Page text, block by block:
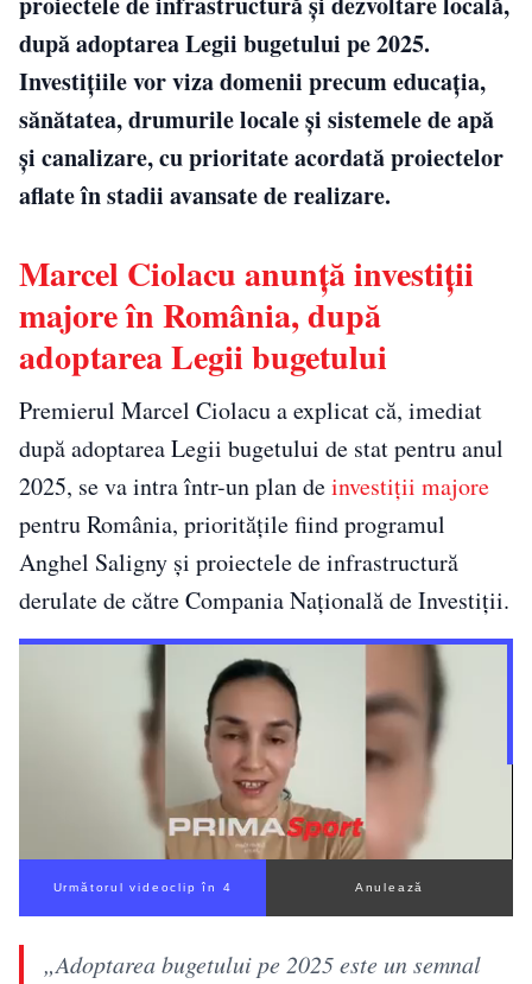
după adoptarea Legii bugetului pe 2025.
Investițiile vor viza domenii precum educația,
sănătatea, drumurile locale și sistemele de apă
și canalizare, cu prioritate acordată proiectelor
aflate în stadii avansate de realizare.
Marcel Ciolacu anunță investiții
majore în România, după
adoptarea Legii bugetului
Premierul Marcel Ciolacu a explicat că, imediat
după adoptarea Legii bugetului de stat pentru anul
2025, se va intra într-un plan deinvestiții majore
pentru România, prioritățile fiind programul
Anghel Saligny și proiectele de infrastructură
derulate de către Compania Națională de Investiții.
Următorul videoclip în 3 Anulează
„Adoptarea bugetului pe 2025 este un semnal